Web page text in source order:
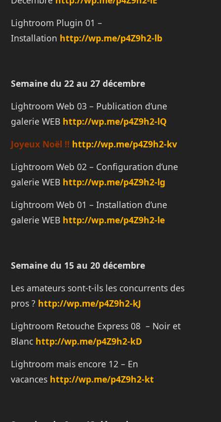
Lightroom Plugin 01 –
Installation http://wp.me/p4Z9h2-lb
Semaine du 22 au 27 décembre
Lightroom Web 03 – Publication d’une
galerie WEB http://wp.me/p4Z9h2-lQ
Joyeux Noël !! http://wp.me/p4Z9h2-kv
Lightroom Web 02 – Configuration d’une
galerie WEB http://wp.me/p4Z9h2-lg
Lightroom Web 01 – Installation d’une
galerie WEB http://wp.me/p4Z9h2-le
Semaine du 15 au 20 décembre
Les amateurs sont-t-ils les concurrents des
pros ? http://wp.me/p4Z9h2-kJ
Lightroom Retouche Express 08 – Noir et
Blanc http://wp.me/p4Z9h2-kD
Lightroom mais encore 12 – En
vacances http://wp.me/p4Z9h2-kt